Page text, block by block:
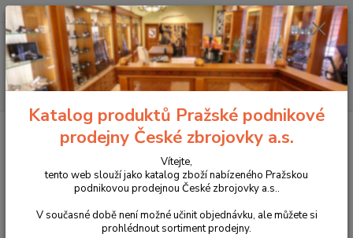
Menu
Hledat
+420 225 375 800
Příslušenství, doplňky a náhradní díly Pro pistole
Muška světlovodná 1,0 mm
Muška světlovodná 1,0 mm
Katalog produktů Pražské podnikové
prodejny České zbrojovky a.s.
Vítejte,
tento web slouží jako katalog zboží nabízeného Pražskou
podnikovou prodejnou České zbrojovky a.s..
V současné době není možné učinit objednávku, ale můžete si
prohlédnout sortiment prodejny.